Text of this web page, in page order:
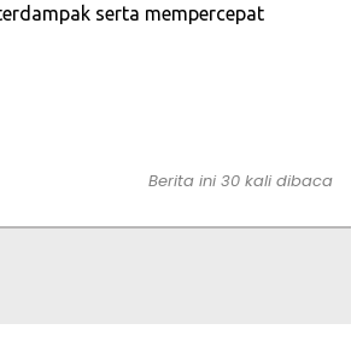
serta mempercepat
Berita ini 30 kali dibaca